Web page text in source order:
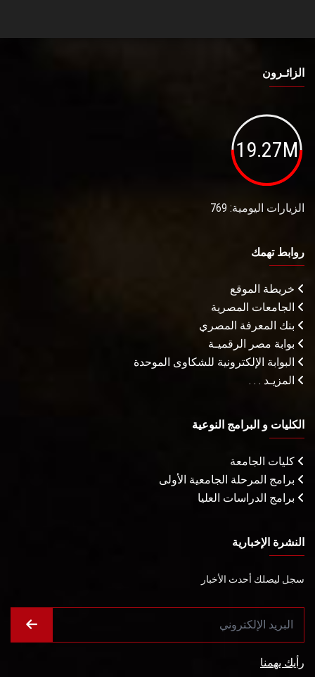
الزائـرون
19.27M
الزيارات اليومية: 769
روابط تهمك
خريطة الموقع
الجامعات المصرية
بنك المعرفة المصري
بوابة مصر الرقميـة
البوابة الإلكترونية للشكاوى الموحدة
المزيـد . . .
الكليات و البرامج النوعية
كليات الجامعة
برامج المرحلة الجامعية الأولى
برامج الدراسات العليا
النشرة الإخبارية
سجل ليصلك أحدث الأخبار
رأيك يهمنا